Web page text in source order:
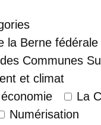
la Berne fédérale
Communes
et climat
La
Numérisation